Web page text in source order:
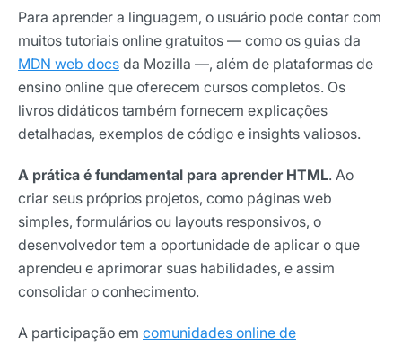
Para aprender a linguagem, o usuário pode contar com
muitos tutoriais online gratuitos — como os guias da
MDN web docs da Mozilla —, além de plataformas de
ensino online que oferecem cursos completos. Os
livros didáticos também fornecem explicações
detalhadas, exemplos de código e insights valiosos.
A prática é fundamental para aprender HTML. Ao
criar seus próprios projetos, como páginas web
simples, formulários ou layouts responsivos, o
desenvolvedor tem a oportunidade de aplicar o que
aprendeu e aprimorar suas habilidades, e assim
consolidar o conhecimento.
A participação em comunidades online de